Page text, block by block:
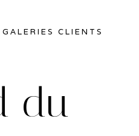
GALERIES CLIENTS
du